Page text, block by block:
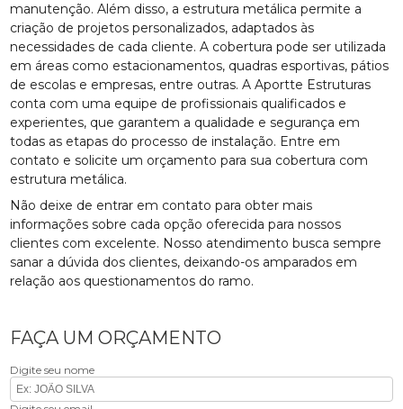
manutenção. Além disso, a estrutura metálica permite a
criação de projetos personalizados, adaptados às
necessidades de cada cliente. A cobertura pode ser utilizada
em áreas como estacionamentos, quadras esportivas, pátios
de escolas e empresas, entre outras. A Aportte Estruturas
conta com uma equipe de profissionais qualificados e
experientes, que garantem a qualidade e segurança em
todas as etapas do processo de instalação. Entre em
contato e solicite um orçamento para sua cobertura com
estrutura metálica.
Não deixe de entrar em contato para obter mais
informações sobre cada opção oferecida para nossos
clientes com excelente. Nosso atendimento busca sempre
sanar a dúvida dos clientes, deixando-os amparados em
relação aos questionamentos do ramo.
FAÇA UM ORÇAMENTO
Digite seu nome